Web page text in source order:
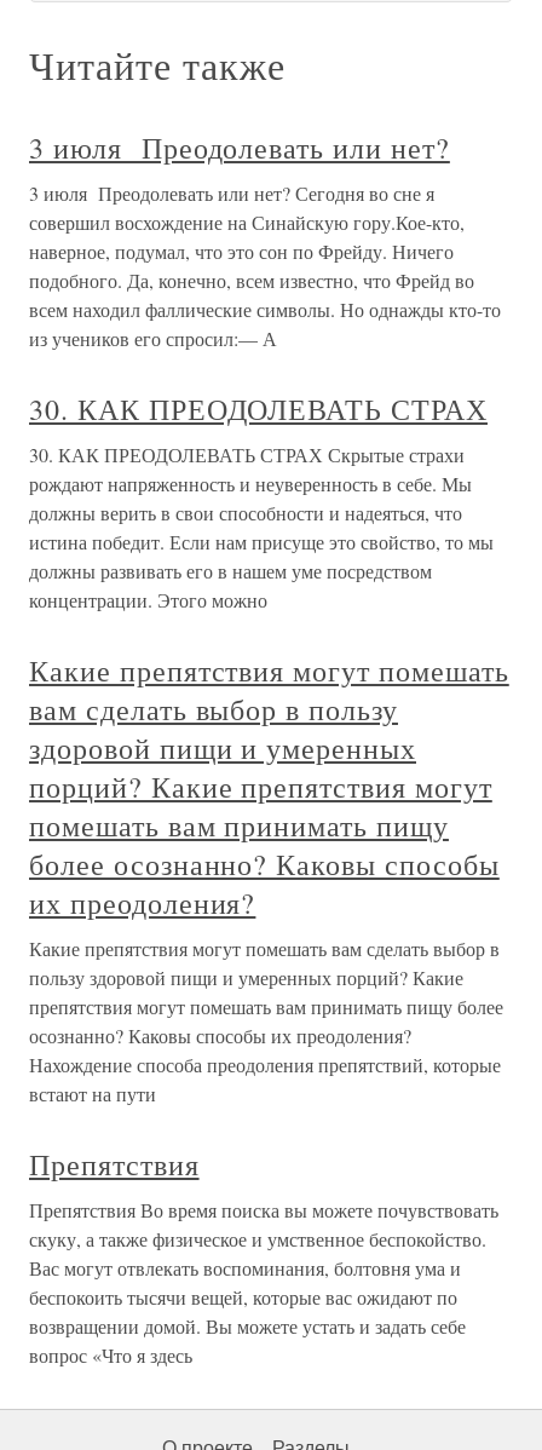
Читайте также
3 июля Преодолевать или нет?
3 июля Преодолевать или нет? Сегодня во сне я
совершил восхождение на Синайскую гору.Кое-кто,
наверное, подумал, что это сон по Фрейду. Ничего
подобного. Да, конечно, всем известно, что Фрейд во
всем находил фаллические символы. Но однажды кто-то
из учеников его спросил:— А
30. КАК ПРЕОДОЛЕВАТЬ СТРАХ
30. КАК ПРЕОДОЛЕВАТЬ СТРАХ Скрытые страхи
рождают напряженность и неуверенность в себе. Мы
должны верить в свои способности и надеяться, что
истина победит. Если нам присуще это свойство, то мы
должны развивать его в нашем уме посредством
концентрации. Этого можно
Какие препятствия могут помешать
вам сделать выбор в пользу
здоровой пищи и умеренных
порций? Какие препятствия могут
помешать вам принимать пищу
более осознанно? Каковы способы
их преодоления?
Какие препятствия могут помешать вам сделать выбор в
пользу здоровой пищи и умеренных порций? Какие
препятствия могут помешать вам принимать пищу более
осознанно? Каковы способы их преодоления?
Нахождение способа преодоления препятствий, которые
встают на пути
Препятствия
Препятствия Во время поиска вы можете почувствовать
скуку, а также физическое и умственное беспокойство.
Вас могут отвлекать воспоминания, болтовня ума и
беспокоить тысячи вещей, которые вас ожидают по
возвращении домой. Вы можете устать и задать себе
вопрос «Что я здесь